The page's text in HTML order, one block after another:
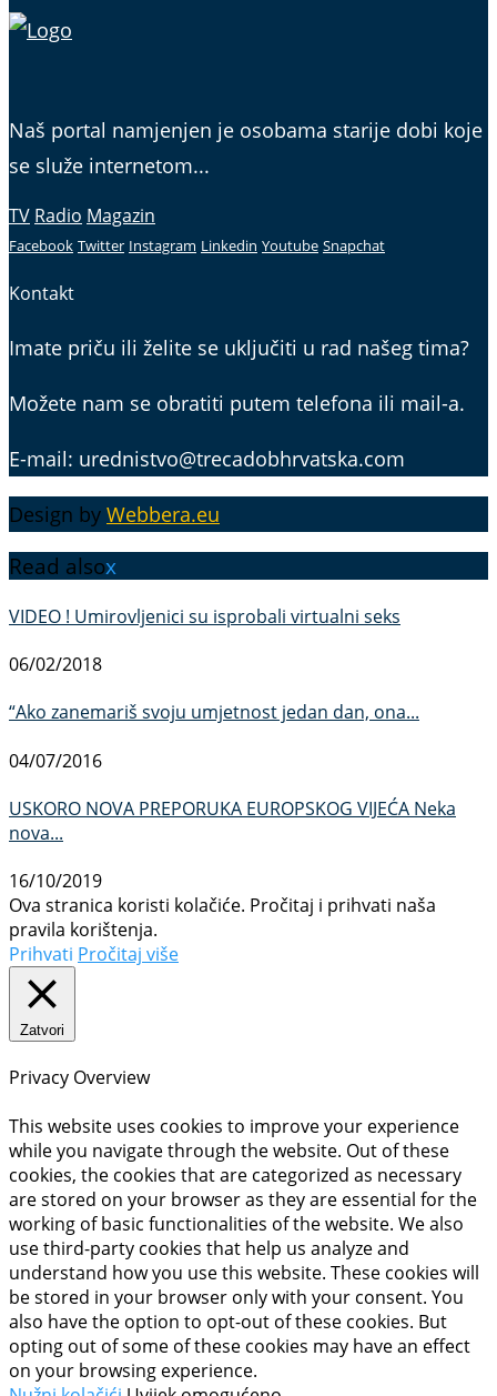
Naš portal namjenjen je osobama starije dobi koje
se služe internetom...
TV Radio Magazin
Facebook Twitter Instagram Linkedin Youtube Snapchat
Kontakt
Imate priču ili želite se uključiti u rad našeg tima?
Možete nam se obratiti putem telefona ili mail-a.
E-mail: urednistvo@trecadobhrvatska.com
Design by Webbera.eu
Read alsox
VIDEO ! Umirovljenici su isprobali virtualni seks
06/02/2018
“Ako zanemariš svoju umjetnost jedan dan, ona...
04/07/2016
USKORO NOVA PREPORUKA EUROPSKOG VIJEĆA Neka
nova...
16/10/2019
Ova stranica koristi kolačiće. Pročitaj i prihvati naša
pravila korištenja.
Prihvati Pročitaj više
Zatvori
Privacy Overview
This website uses cookies to improve your experience
while you navigate through the website. Out of these
cookies, the cookies that are categorized as necessary
are stored on your browser as they are essential for the
working of basic functionalities of the website. We also
use third-party cookies that help us analyze and
understand how you use this website. These cookies will
be stored in your browser only with your consent. You
also have the option to opt-out of these cookies. But
opting out of some of these cookies may have an effect
on your browsing experience.